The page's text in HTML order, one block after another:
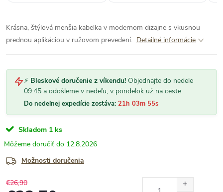
Krásna, štýlová menšia kabelka v modernom dizajne s vkusnou
prednou aplikáciou v ružovom prevedení. Detailné informácie
⚡ Bleskové doručenie z víkendu! Objednajte do nedele
09:45 a odošleme v nedeľu, v pondelok už na ceste.
Do nedeľnej expedície zostáva: 21h 03m 54s
Skladom 1 ks
12.8.2026
Možnosti doručenia
€26,90